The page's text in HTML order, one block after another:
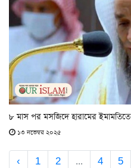
৮ মাস পর মসজিদে হারামের
১৩ নভেম্বর ২০২৫
‹ 1 2 ... 4 5